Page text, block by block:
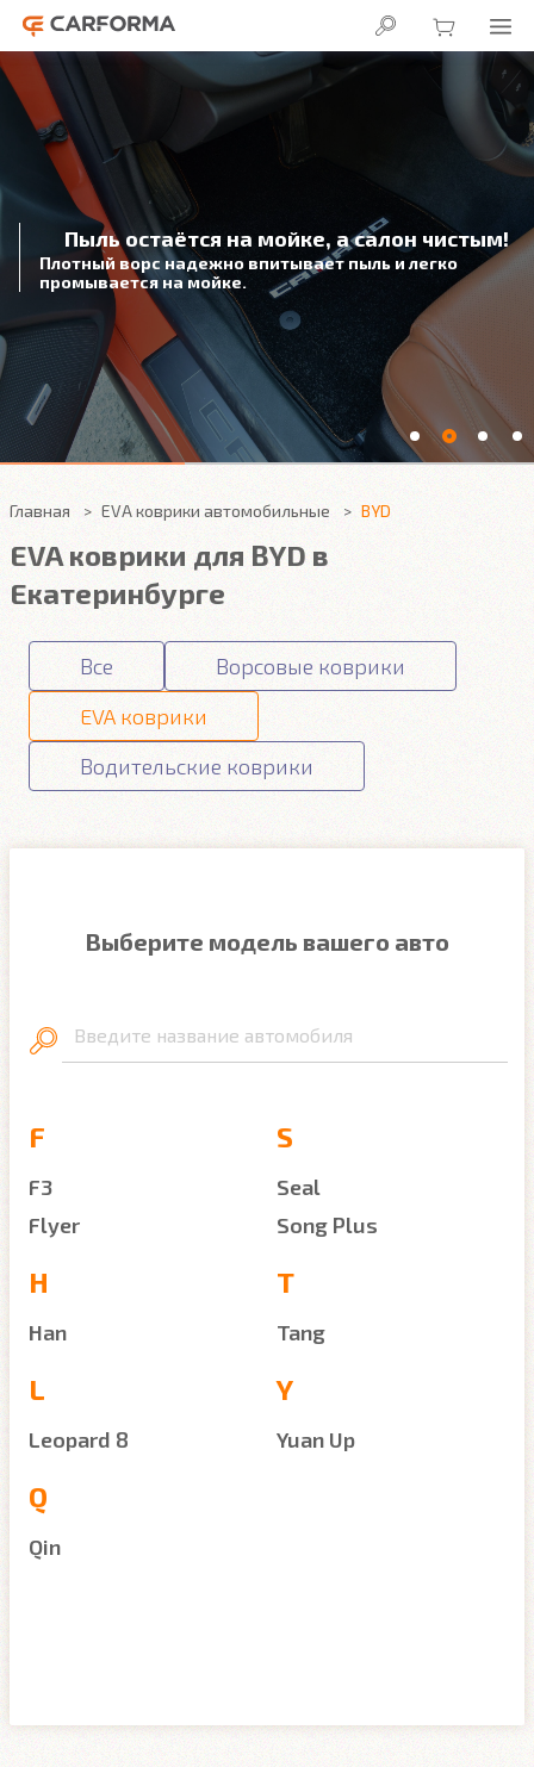
Пыль остаётся на мойке, а салон чистым!
Плотный ворс надежно впитывает пыль и легко
промывается на мойке.
Главная EVA коврики автомобильные BYD
EVA коврики для BYD в
Екатеринбурге
Все
Ворсовые коврики
EVA коврики
Водительские коврики
Выберите модель вашего авто
Введите название автомобиля
F
F3
Flyer
H
Han
L
Leopard 8
Q
Qin
S
Seal
Song Plus
T
Tang
Y
Yuan Up